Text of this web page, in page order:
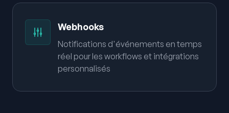
Webhooks
Notifications d'événements en temps
réel pour les workflows et intégrations
personnalisés